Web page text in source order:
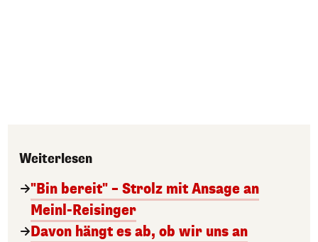
Weiterlesen
"Bin bereit" – Strolz mit Ansage an
Meinl-Reisinger
Davon hängt es ab, ob wir uns an